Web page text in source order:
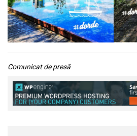
Comunicat de presă